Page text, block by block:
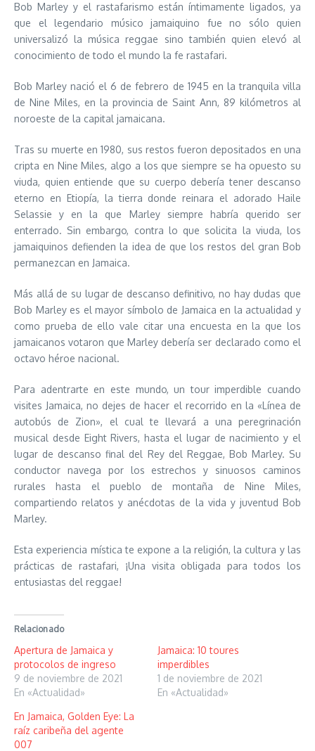
Bob Marley y el rastafarismo están íntimamente ligados, ya
que el legendario músico jamaiquino fue no sólo quien
universalizó la música reggae sino también quien elevó al
conocimiento de todo el mundo la fe rastafari.
Bob Marley nació el 6 de febrero de 1945 en la tranquila villa
de Nine Miles, en la provincia de Saint Ann, 89 kilómetros al
noroeste de la capital jamaicana.
Tras su muerte en 1980, sus restos fueron depositados en una
cripta en Nine Miles, algo a los que siempre se ha opuesto su
viuda, quien entiende que su cuerpo debería tener descanso
eterno en Etiopía, la tierra donde reinara el adorado Haile
Selassie y en la que Marley siempre habría querido ser
enterrado. Sin embargo, contra lo que solicita la viuda, los
jamaiquinos defienden la idea de que los restos del gran Bob
permanezcan en Jamaica.
Más allá de su lugar de descanso definitivo, no hay dudas que
Bob Marley es el mayor símbolo de Jamaica en la actualidad y
como prueba de ello vale citar una encuesta en la que los
jamaicanos votaron que Marley debería ser declarado como el
octavo héroe nacional.
Para adentrarte en este mundo, un tour imperdible cuando
visites Jamaica, no dejes de hacer el recorrido en la «Línea de
autobús de Zion», el cual te llevará a una peregrinación
musical desde Eight Rivers, hasta el lugar de nacimiento y el
lugar de descanso final del Rey del Reggae, Bob Marley. Su
conductor navega por los estrechos y sinuosos caminos
rurales hasta el pueblo de montaña de Nine Miles,
compartiendo relatos y anécdotas de la vida y juventud Bob
Marley.
Esta experiencia mística te expone a la religión, la cultura y las
prácticas de rastafari, ¡Una visita obligada para todos los
entusiastas del reggae!
Relacionado
Apertura de Jamaica y
protocolos de ingreso
9 de noviembre de 2021
En «Actualidad»
Jamaica: 10 toures
imperdibles
1 de noviembre de 2021
En «Actualidad»
En Jamaica, Golden Eye: La
raíz caribeña del agente
007